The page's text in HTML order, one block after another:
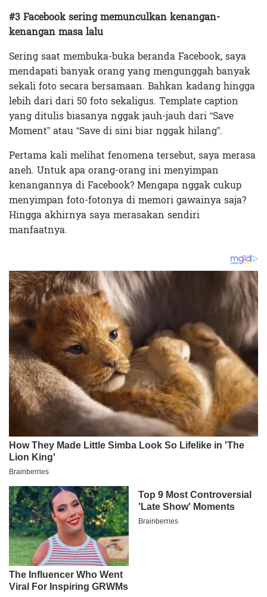
#3 Facebook sering memunculkan kenangan-
kenangan masa lalu
Sering saat membuka-buka beranda Facebook, saya
mendapati banyak orang yang mengunggah banyak
sekali foto secara bersamaan. Bahkan kadang hingga
lebih dari dari 50 foto sekaligus. Template caption
yang ditulis biasanya nggak jauh-jauh dari “Save
Moment” atau “Save di sini biar nggak hilang”.
Pertama kali melihat fenomena tersebut, saya merasa
aneh. Untuk apa orang-orang ini menyimpan
kenangannya di Facebook? Mengapa nggak cukup
menyimpan foto-fotonya di memori gawainya saja?
Hingga akhirnya saya merasakan sendiri
manfaatnya.